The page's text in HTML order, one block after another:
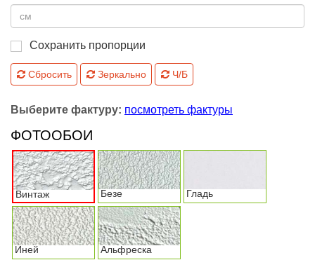
Сохранить пропорции
Сбросить Зеркально Ч/Б
Выберите фактуру: посмотреть фактуры
ФОТООБОИ
Винтаж Безе Гладь
Иней Альфреска